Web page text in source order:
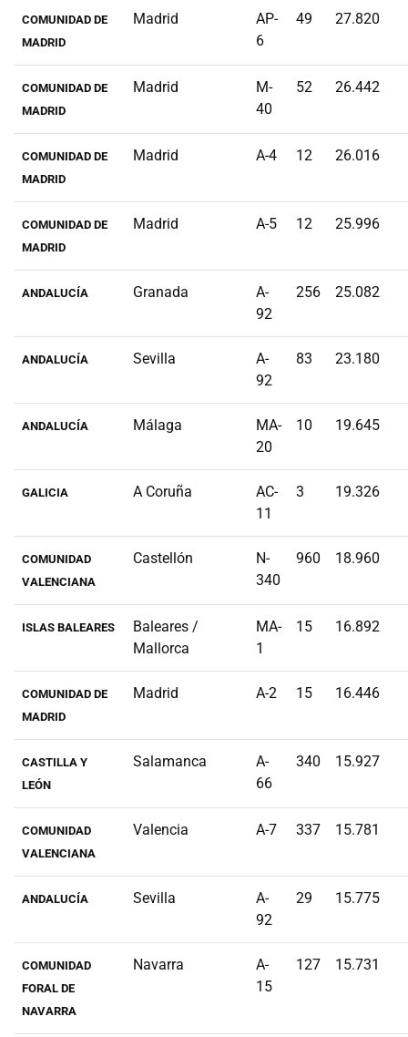
COMUNIDAD DE
MADRID
Madrid
AP-
6
49 27.820
COMUNIDAD DE
MADRID
Madrid
M-
40
52 26.442
COMUNIDAD DE
MADRID
Madrid A-4 12 26.016
COMUNIDAD DE
MADRID
Madrid A-5 12 25.996
ANDALUCÍA Granada
A-
92
256 25.082
ANDALUCÍA Sevilla
A-
92
83 23.180
ANDALUCÍA Málaga
MA-
20
10 19.645
GALICIA A Coruña
AC-
11
3 19.326
COMUNIDAD
VALENCIANA
Castellón
N-
340
960 18.960
ISLAS BALEARES
Baleares /
Mallorca
MA-
1
15 16.892
COMUNIDAD DE
MADRID
Madrid A-2 15 16.446
CASTILLA Y
LEÓN
Salamanca
A-
66
340 15.927
COMUNIDAD
VALENCIANA
Valencia A-7 337 15.781
ANDALUCÍA Sevilla
A-
92
29 15.775
COMUNIDAD
FORAL DE
NAVARRA
Navarra
A-
15
127 15.731